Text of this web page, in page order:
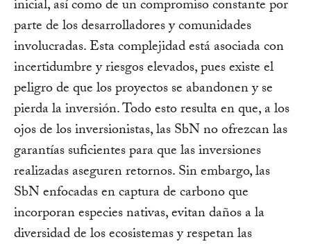
inicial, así como de un compromiso constante por
parte de los desarrolladores y comunidades
involucradas. Esta complejidad está asociada con
incertidumbre y riesgos elevados, pues existe el
peligro de que los proyectos se abandonen y se
pierda la inversión. Todo esto resulta en que, a los
ojos de los inversionistas, las SbN no ofrezcan las
garantías suficientes para que las inversiones
realizadas aseguren retornos. Sin embargo, las
SbN enfocadas en captura de carbono que
incorporan especies nativas, evitan daños a la
diversidad de los ecosistemas y respetan las